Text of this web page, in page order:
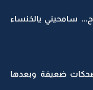
سامحيني يالخنساء
ضعيفة وبعدها